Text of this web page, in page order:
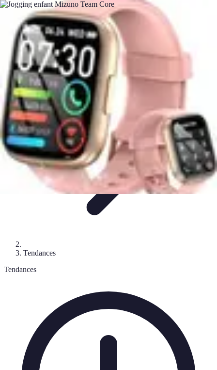
Basket Actu
Analyse et performancesActualitésAnalyse des
performancesTendances Analyses
Basket Actu
Tendances
Tendances